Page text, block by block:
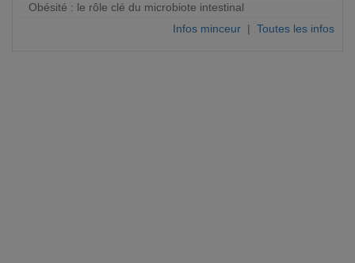
Obésité : le rôle clé du microbiote intestinal
Infos minceur | Toutes les infos